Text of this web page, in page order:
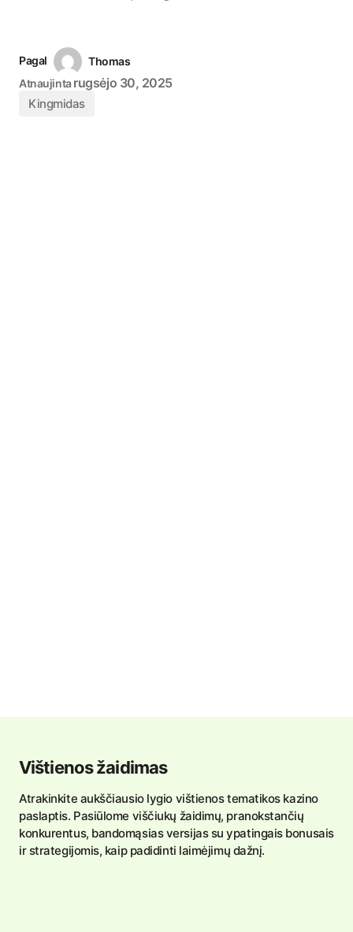
Pagal
Thomas
Atnaujinta rugsėjo 30, 2025
Kingmidas
Vištienos žaidimas
Atrakinkite aukščiausio lygio vištienos tematikos kazino
paslaptis. Pasiūlome viščiukų žaidimų, pranokstančių
konkurentus, bandomąsias versijas su ypatingais bonusais
ir strategijomis, kaip padidinti laimėjimų dažnį.